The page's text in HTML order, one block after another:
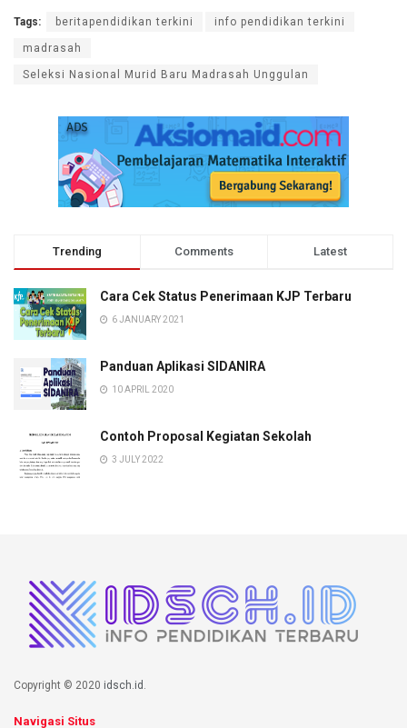
Tags: beritapendidikan terkini info pendidikan terkini
madrasah
Seleksi Nasional Murid Baru Madrasah Unggulan
Trending Comments Latest
Cara Cek Status Penerimaan KJP Terbaru
6 JANUARY 2021
Panduan Aplikasi SIDANIRA
10 APRIL 2020
Contoh Proposal Kegiatan Sekolah
3 JULY 2022
Copyright © 2020 idsch.id .
Navigasi Situs